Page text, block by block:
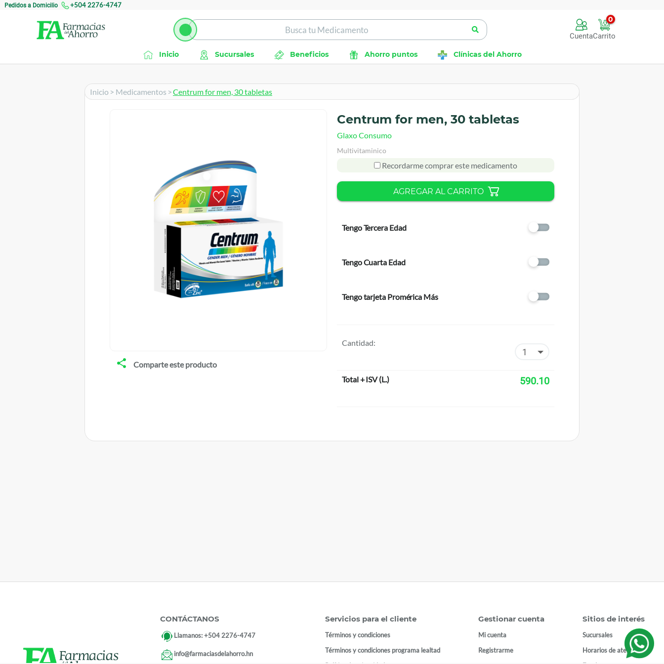
Pedidos a Domicilio +504 2276-4747
Cuenta
0
Carrito
Inicio Sucursales Beneficios Ahorro puntos Clínicas del Ahorro
Inicio > Medicamentos >Centrum for men, 30 tabletas
Comparte este producto
Centrum for men, 30 tabletas
Glaxo Consumo
Multivitaminico
Recordarme comprar este medicamento
AGREGAR AL CARRITO
Tengo Tercera Edad
Tengo Cuarta Edad
Tengo tarjeta Promérica Más
Cantidad:
Total + ISV(L.) 590.10
CONTÁCTANOS
Llamanos:+504 2276-4747
info@farmaciasdelahorro.hn
Servicios para el cliente
Términos y condiciones
Términos y condiciones programa lealtad
Gestionar cuenta
Mi cuenta
Registrarme
Sitios de interés
Sucursales
Horarios de atención